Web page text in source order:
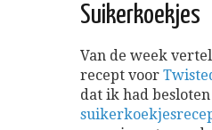
Suikerkoekjes
Van de week
recept voor
dat ik had